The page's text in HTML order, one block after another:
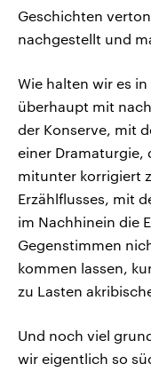
Geschichten
nachgestellt und
Wie halten wir es
überhaupt mit
der Konserve, mit
einer Dramaturgie,
mitunter korrigiert
Erzählflusses, mit
im Nachhinein die
Gegenstimmen
kommen lassen,
zu Lasten
Und noch viel
wir eigentlich so